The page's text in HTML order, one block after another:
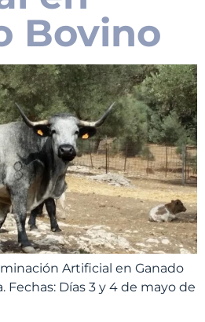
Bovino
Artificial en Ganado
Fechas: Días 3 y 4 de mayo de